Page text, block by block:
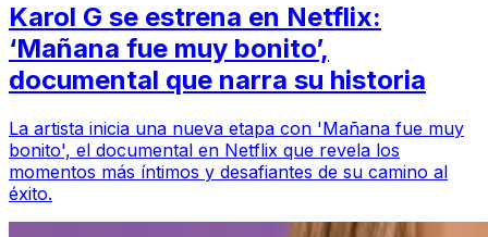
Karol G se estrena en Netflix:
‘Mañana fue muy bonito’,
documental que narra su historia
La artista inicia una nueva etapa con 'Mañana fue muy
bonito', el documental en Netflix que revela los
momentos más íntimos y desafiantes de su camino al
éxito.